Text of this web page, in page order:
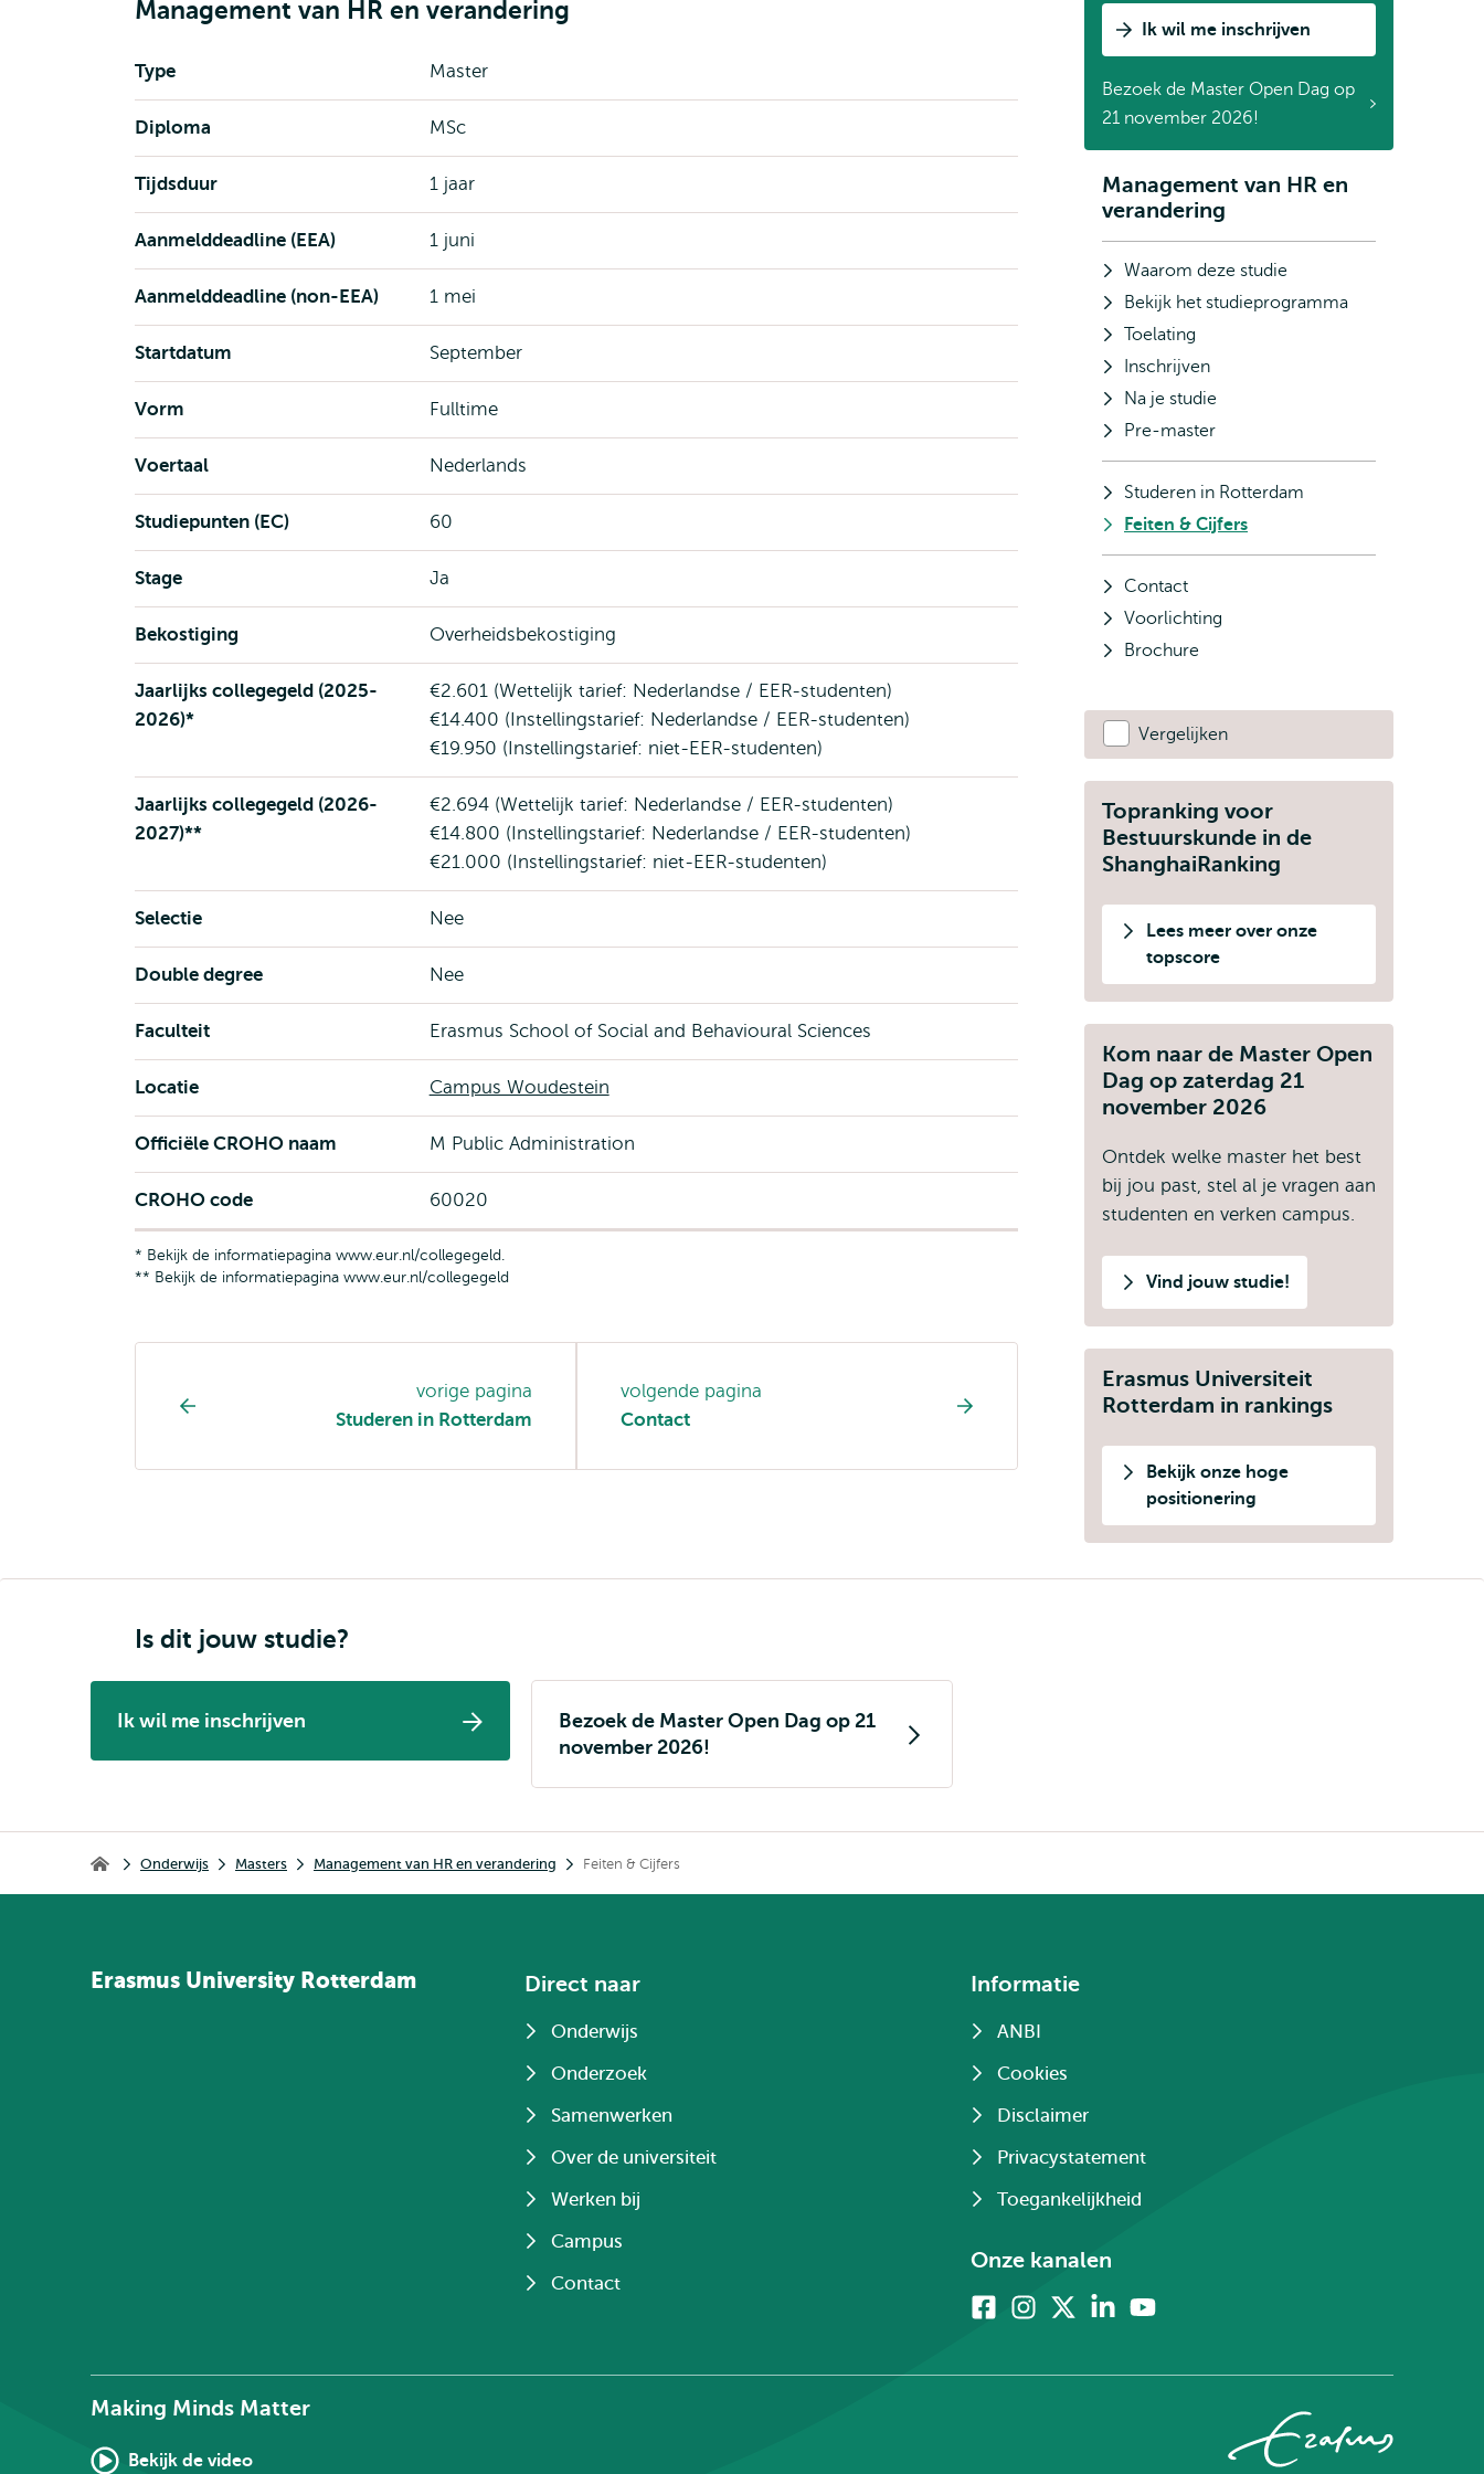
Management
en
Management van HR en verandering
Type Master
Diploma MSc
Tijdsduur 1 jaar
Aanmelddeadline (EEA) 1 juni
Aanmelddeadline (non-EEA) 1 mei
Startdatum September
Vorm Fulltime
Voertaal Nederlands
Studiepunten (EC) 60
Stage Ja
Bekostiging Overheidsbekostiging
Jaarlijks collegegeld (2025-
2026)*
€2.601 (Wettelijk tarief: Nederlandse / EER-studenten)
€14.400 (Instellingstarief: Nederlandse / EER-studenten)
€19.950 (Instellingstarief: niet-EER-studenten)
Jaarlijks collegegeld (2026-
2027)**
€2.694 (Wettelijk tarief: Nederlandse / EER-studenten)
€14.800 (Instellingstarief: Nederlandse / EER-studenten)
€21.000 (Instellingstarief: niet-EER-studenten)
Selectie Nee
Double degree Nee
Faculteit Erasmus School of Social and Behavioural Sciences
Locatie Campus Woudestein
Officiële CROHO naam M Public Administration
CROHO code 60020
* Bekijk de informatiepagina www.eur.nl/collegegeld.
** Bekijk de informatiepagina www.eur.nl/collegegeld
pagina
vorige pagina
Studeren in Rotterdam
volgende pagina
Contact
Ik wil me inschrijven
Bezoek de Master Open Dag op
21 november 2026!
Subnavigatie
Management van HR en
verandering
Waarom deze studie
Bekijk het studieprogramma
Toelating
Inschrijven
Na je studie
Pre-master
Studeren in Rotterdam
Feiten & Cijfers
Contact
Voorlichting
Brochure
Vergelijken
Topranking voor
Bestuurskunde in de
ShanghaiRanking
Lees meer over onze
topscore
Kom naar de Master Open
Dag op zaterdag 21
november 2026
Ontdek welke master het best
bij jou past, stel al je vragen aan
studenten en verken campus.
Vind jouw studie!
Erasmus Universiteit
Rotterdam in rankings
Bekijk onze hoge
positionering
Is dit jouw studie?
Ik wil me inschrijven
Bezoek de Master Open Dag op 21
november 2026!
Home Onderwijs Masters Management van HR en verandering Feiten & Cijfers
Erasmus University Rotterdam Direct naar
Onderwijs
Onderzoek
Samenwerken
Over de universiteit
Werken bij
Campus
Contact
Informatie
ANBI
Cookies
Disclaimer
Privacystatement
Toegankelijkheid
Onze kanalen
FacebookInstagram LinkedinYoutube
Making Minds Matter
Bekijk de video